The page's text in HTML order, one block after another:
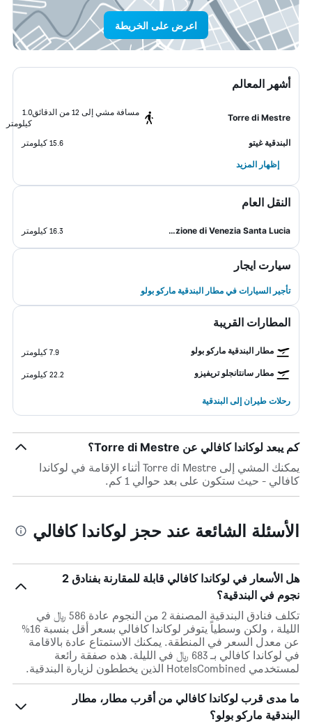
اعرض على الخريطة
أشهر المعالم
Torre di Mestre
مسافة مشي إلى 12 من الدقائق
1.0
كيلومتر
البندقية غيتو
15.6 كيلومتر
إظهار المزيد
النقل العام
Stazione di Venezia Santa Lucia 16.3 كيلومتر
سيارت ايجار
تأجير السيارات في مطار البندقية ماركو بولو
المطارات القريبة
مطار البندقية ماركو بولو
7.9 كيلومتر
مطار سانتانجلو تريفيزو
22.2 كيلومتر
رحلات طيران إلى البندقية
كم يبعد لوكاندا كافالي عن Torre di Mestre؟
يمكنك المشي إلى Torre di Mestre أثناء الإقامة في لوكاندا
كافالي - حيث ستكون على بعد حوالي 1 كم.
الأسئلة الشائعة عند حجز لوكاندا كافالي
هل الأسعار في لوكاندا كافالي قابلة للمقارنة بفنادق 2
نجوم في البندقية؟
تكلف فنادق البندقية المصنفة 2 من النجوم عادة 586 ﷼ في
الليلة ، ولكن وسطياً يتوفر لوكاندا كافالي بسعر أقل بنسبة 16%
عن معدل السعر في المنطقة. يمكنك الاستمتاع عادة بالاقامة
في لوكاندا كافالي بـ 683 ﷼ في الليلة. هذه صفقة رائعة
لمستخدمي HotelsCombined الذين يخططون لزيارة البندقية.
ما مدى قرب لوكاندا كافالي من أقرب مطار، مطار
البندقية ماركو بولو؟